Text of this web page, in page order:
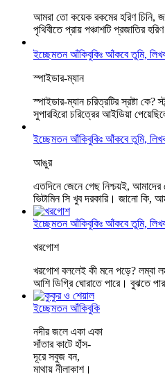
আমরা তো কয়েক রকমের হরিণ চিনি,
পৃথিবীতে প্রায় পঞ্চাশটি প্রজাতির
ইচ্ছেমতন আঁকিবুকিঃ আঁকবে তুমি,
স্পাইডার-ম্যান
স্পাইডার-ম্যান চরিত্রটির স্রষ্টা
সুপারহিরো চরিত্রের আইডিয়া
ইচ্ছেমতন আঁকিবুকিঃ আঁকবে তুমি,
আঙুর
এতদিনে জেনে গেছ নিশ্চয়ই,
ভিটামিন সি খুব দরকারি। জানো কি,
ইচ্ছেমতন আঁকিবুকিঃ আঁকবে তুমি,
খরগোশ
খরগোশ বললেই কী মনে পড়ে? লম্বা
আশি ডিগ্রি ঘোরাতে পারে। বুঝতে
ইচ্ছেমতন আঁকিবুকি
নদীর জলে একা একা
সাঁতার কাটে হাঁস-
দূরে সবুজ বন,
মাথায় নীলাকাশ।